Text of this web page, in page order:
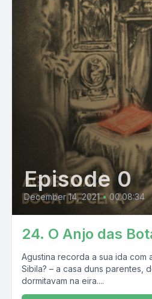
Episode 0
December 14, 2021 • 00:08:34
24. O Anjo das
Agustina recorda a sua ida com
Sibila? – a casa duns parentes,
dormitavam na eira....